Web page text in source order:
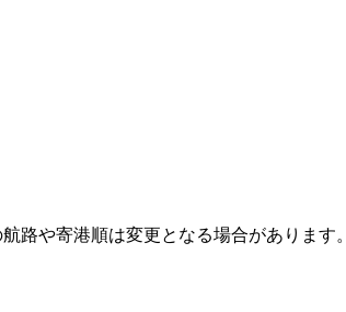
路や寄港順は変更となる場合があります。